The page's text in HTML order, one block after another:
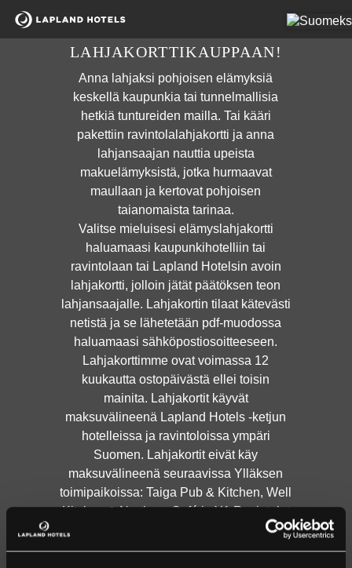
Ostoskoriin lisätty: {0}, Nykyinen määrä: {1}
Ostoskori tyhjennetty
Ostoskorin tuotteiden määrää kasvatettu: {0}, Nykyinen määrä:
Ponnahdusikkuna avattu: Käyttöehdot.
Ponnahdusikkuna avattu: Tietosuojakäytännöt.
Muokkaa lahjakorttia, Ladataan
Muokkaa lahjakorttia, Ladattu
Muokkaa lahjakorttia, Suljetaan
Muokkaa lahjakorttia, Suljettu
LAHJAKORTTIKAUPPAAN!
Anna lahjaksi pohjoisen elämyksiä
keskellä kaupunkia tai tunnelmallisia
hetkiä tuntureiden mailla. Tai kääri
pakettiin ravintolalahjakortti ja anna
lahjansaajan nauttia upeista
makuelämyksistä, jotka hurmaavat
maullaan ja kertovat pohjoisen
taianomaista tarinaa.
Valitse mieluisesi elämyslahjakortti
haluamaasi kaupunkihotelliin tai
ravintolaan tai Lapland Hotelsin avoin
lahjakortti, jolloin jätät päätöksen teon
lahjansaajalle. Lahjakortin tilaat kätevästi
netistä ja se lähetetään pdf-muodossa
haluamaasi sähköpostiosoitteeseen.
Lahjakorttimme ovat voimassa 12
kuukautta ostopäivästä ellei toisin
mainita. Lahjakortit käyvät
maksuvälineenä Lapland Hotels -ketjun
hotelleissa ja ravintoloissa ympäri
Suomen. Lahjakortit eivät käy
maksuvälineenä seuraavissa Ylläksen
toimipaikoissa: Taiga Pub & Kitchen, Well
Kitchen & Northern Café ja Y1 Ravintolat
sekä Lapland Hotels SnowVillagen
pääsyliput.